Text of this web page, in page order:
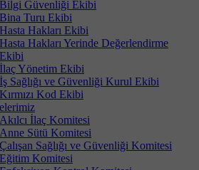
Bilgi Güvenliği Ekibi
Bina Turu Ekibi
Hasta Hakları Ekibi
Hasta Hakları Yerinde Değerlendirme
Ekibi
İlaç Yönetim Ekibi
İş Sağlığı ve Güvenliği Kurul Ekibi
Kırmızı Kod Ekibi
Akılcı İlaç Komitesi
Anne Sütü Komitesi
Çalışan Sağlığı ve Güvenliği Komitesi
Eğitim Komitesi